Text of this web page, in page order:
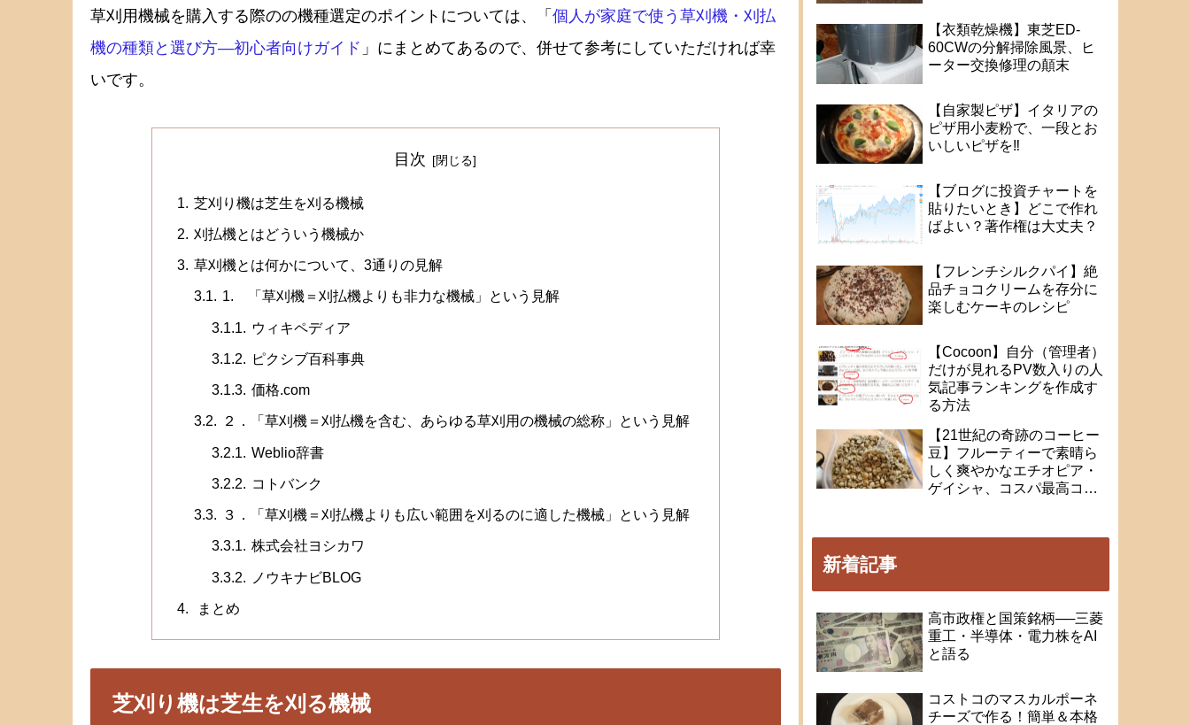
草刈用機械を購入する際のの機種選定のポイントについては、「 個人が家庭で使う草刈機・刈払
機の種類と選び方―初心者向けガイド 」にまとめてあるので、併せて参考にしていただければ幸
いです。
目次
芝刈り機は芝生を刈る機械
刈払機とはどういう機械か
草刈機とは何かについて、3通りの見解
1. 「草刈機＝刈払機よりも非力な機械」という見解
ウィキペディア
ピクシブ百科事典
価格.com
２．「草刈機＝刈払機を含む、あらゆる草刈用の機械の総称」という見解
Weblio辞書
コトバンク
３．「草刈機＝刈払機よりも広い範囲を刈るのに適した機械」という見解
株式会社ヨシカワ
ノウキナビBLOG
まとめ
芝刈り機は芝生を刈る機械
【衣類乾燥機】東芝ED-
60CWの分解掃除風景、ヒ
ーター交換修理の顛末
【自家製ピザ】イタリアの
ピザ用小麦粉で、一段とお
いしいピザを‼
【ブログに投資チャートを
貼りたいとき】どこで作れ
ばよい？著作権は大丈夫？
【フレンチシルクパイ】絶
品チョコクリームを存分に
楽しむケーキのレシピ
【Cocoon】自分（管理者）
だけが見れるPV数入りの人
気記事ランキングを作成す
る方法
【21世紀の奇跡のコーヒー
豆】フルーティーで素晴ら
しく爽やかなエチオピア・
ゲイシャ、コスパ最高コロ
全自動ロースターの紹介
新着記事
高市政権と国策銘柄──三菱
重工・半導体・電力株をAI
と語る
コストコのマスカルポーネ
チーズで作る！簡単＆本格